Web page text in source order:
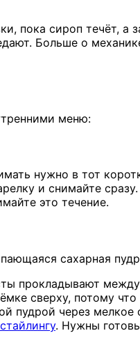
пока сироп течёт, а
Больше о
меню:
нужно в тот
и снимайте
это течение.
сахарная
прокладывают
сверху, потому что
пудрой через
. Нужны